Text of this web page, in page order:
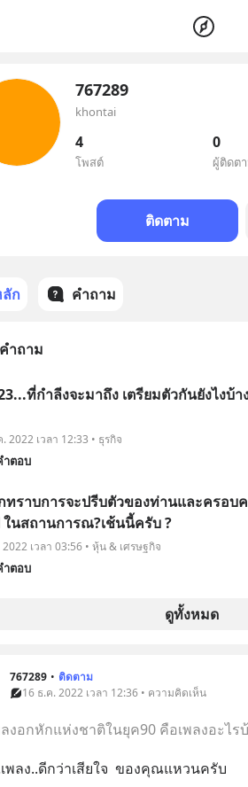
767289
khontai
4
โพสต์
0
ผู้ติดต
ติดตาม
ก คำถาม
คำถาม
ที่กำลีงจะมาถึง เตรียมตัวกันยังไงบ้
2022 เวลา 12:33 • ธุรกิจ
ำตอบ
ทราบการจะปรีบตัวของท่านและครอบ
นสถานการณ?เช้นนี้ครับ ?
เวลา 03:56 • หุ้น & เศรษฐกิจ
ำตอบ
ดูทั้งหมด
767289 • ติดตาม
16 ธ.ค. 2022 เวลา 12:36 • ความคิดเห็น
ลงอกหักแห่งชาติในยุค90 คือเพลงอะไร
พลง..ดีกว่าเสียใจ  ของคุณแหวนครับ